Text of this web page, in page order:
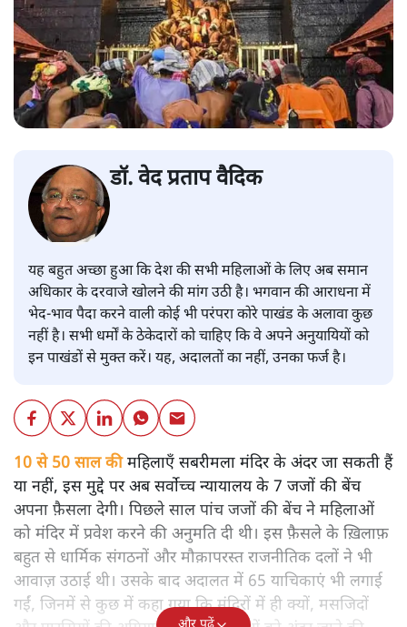
डॉ. वेद प्रताप वैदिक
यह बहुत अच्छा हुआ कि देश की सभी महिलाओं के लिए अब समान
अधिकार के दरवाजे खोलने की मांग उठी है। भगवान की आराधना में
भेद-भाव पैदा करने वाली कोई भी परंपरा कोरे पाखंड के अलावा कुछ
नहीं है। सभी धर्मों के ठेकेदारों को चाहिए कि वे अपने अनुयायियों को
इन पाखंडों से मुक्त करें। यह, अदालतों का नहीं, उनका फर्ज है।
10 से 50 साल कीमहिलाएँ सबरीमला मंदिर के अंदर जा सकती हैं
या नहीं, इस मुद्दे पर अब सर्वोच्च न्यायालय के 7 जजों की बेंच
अपना फ़ैसला देगी। पिछले साल पांच जजों की बेंच ने महिलाओं
को मंदिर में प्रवेश करने की अनुमति दी थी। इस फ़ैसले के ख़िलाफ़
बहुत से धार्मिक संगठनों और मौक़ापरस्त राजनीतिक दलों ने भी
आवाज़ उठाई थी। उसके बाद अदालत में 65 याचिकाएं भी लगाई
गईं, जिनमें से कुछ में कहा गया कि मंदिरों में ही क्यों, मसजिदों